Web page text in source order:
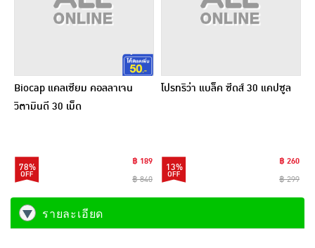
Biocap แคลเซียม คอลลาเจน
วิตามินดี 30 เม็ด
78%
฿ 189
฿ 840
โปรทริว่า แบล็ค ซีดส์ 30 แคปซูล
13%
฿ 260
฿ 299
รายละเอียด